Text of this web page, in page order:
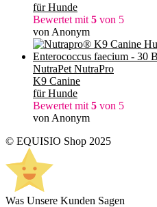
für Hunde
Bewertet mit 5 von 5
von Anonym
NutraPet NutraPro
K9 Canine
für Hunde
Bewertet mit 5 von 5
von Anonym
© EQUISIO Shop 2025
Was Unsere Kunden Sagen